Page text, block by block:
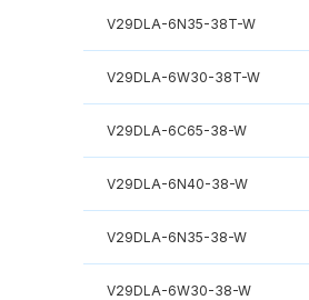
V29DLA-6N35-38T-W
V29DLA-6W30-38T-W
V29DLA-6C65-38-W
V29DLA-6N40-38-W
V29DLA-6N35-38-W
V29DLA-6W30-38-W